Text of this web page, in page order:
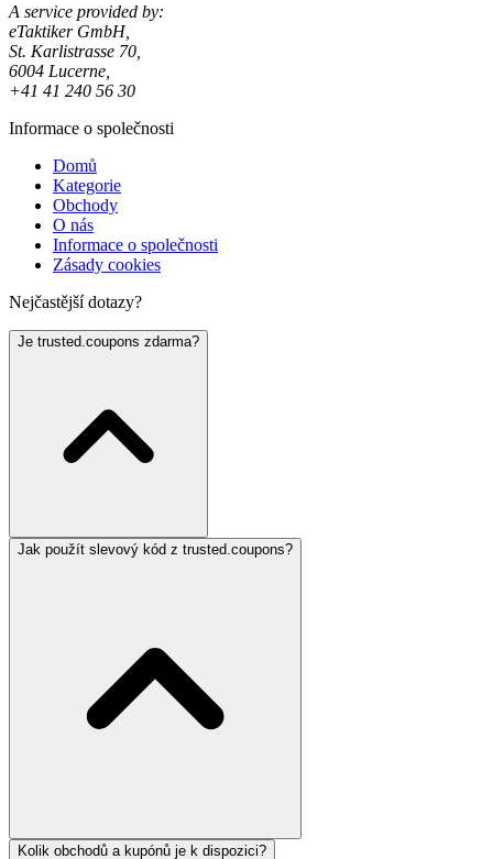
A service provided by:
eTaktiker GmbH,
St. Karlistrasse 70,
6004 Lucerne,
+41 41 240 56 30
Informace o společnosti
Domů
Kategorie
Obchody
O nás
Informace o společnosti
Zásady cookies
Nejčastější dotazy?
Je trusted.coupons zdarma?
Jak použít slevový kód z trusted.coupons?
Kolik obchodů a kupónů je k dispozici?